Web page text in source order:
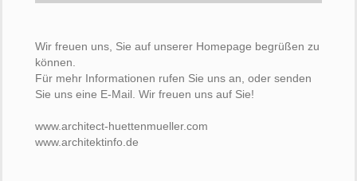
Wir freuen uns, Sie auf unserer Homepage begrüßen zu
können.
Für mehr Informationen rufen Sie uns an, oder senden
Sie uns eine E-Mail. Wir freuen uns auf Sie!
www.architect-huettenmueller.com
www.architektinfo.de